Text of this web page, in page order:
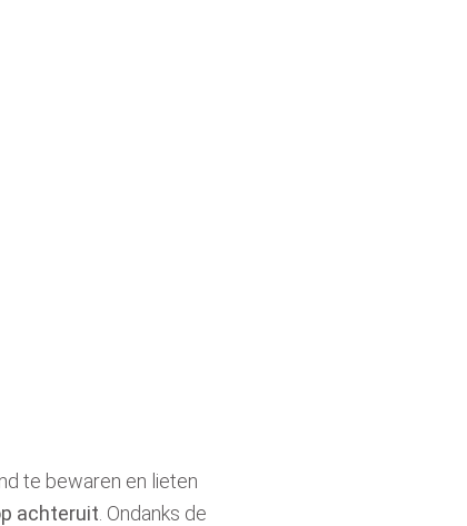
te bewaren en lieten
achteruit . Ondanks de